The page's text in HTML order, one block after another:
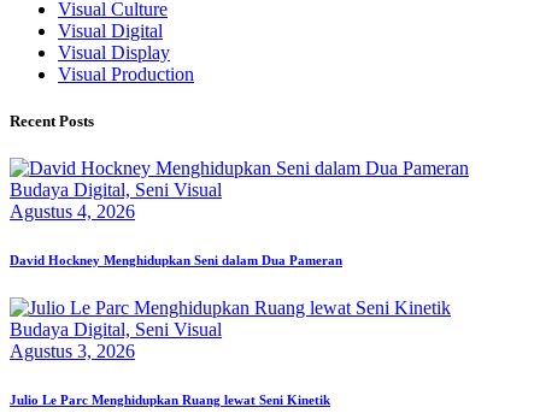
Visual Culture
Visual Digital
Visual Display
Visual Production
Recent Posts
Budaya Digital, Seni Visual
Agustus 4, 2026
David Hockney Menghidupkan Seni dalam Dua Pameran
Budaya Digital, Seni Visual
Agustus 3, 2026
Julio Le Parc Menghidupkan Ruang lewat Seni Kinetik